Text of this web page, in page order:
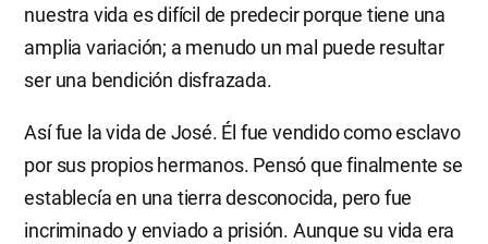
nuestra vida es difícil de predecir porque tiene una
amplia variación; a menudo un mal puede resultar
ser una bendición disfrazada.
Así fue la vida de José. Él fue vendido como esclavo
por sus propios hermanos. Pensó que finalmente se
establecía en una tierra desconocida, pero fue
incriminado y enviado a prisión. Aunque su vida era